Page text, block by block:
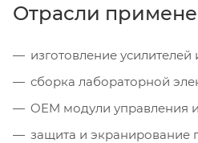
Отрасли
изготовление усилителей
сборка лабораторной
OEM модули управления
защита и экранирование